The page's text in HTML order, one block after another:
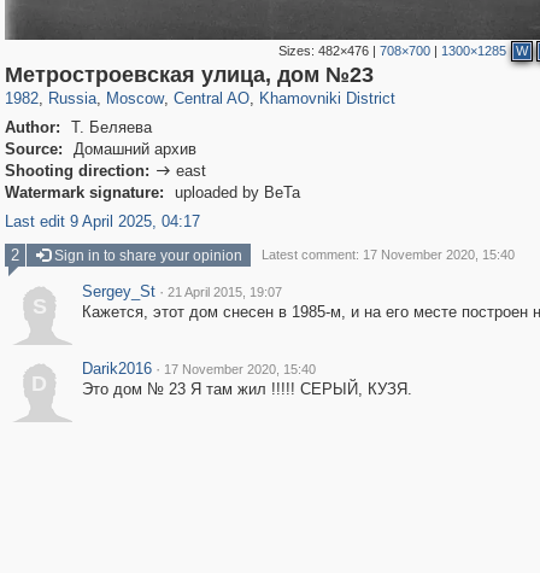
Sizes:482×476 |708×700 | 1300×1285 W
Метростроевская улица, дом №23
1982, Russia
1,406,516 29,243
, Moscow
319,780 8,286
, Central AO
159,978 5,916
, Khamovniki District
19,394 722
Author:
Т. Беляева
Source:
Домашний архив
Shooting direction:  east
Watermark signature:
uploaded by BeTa
Last edit 9 April 2025, 04:17
2
Sign in to share your opinion Latest comment: 17 November 2020, 15:40
S
Sergey_St · 21 April 2015, 19:07
Кажется, этот дом снесен в 1985-м, и на его месте построен
D
Darik2016 · 17 November 2020, 15:40
Это дом № 23 Я там жил !!!!! СЕРЫЙ, КУЗЯ.